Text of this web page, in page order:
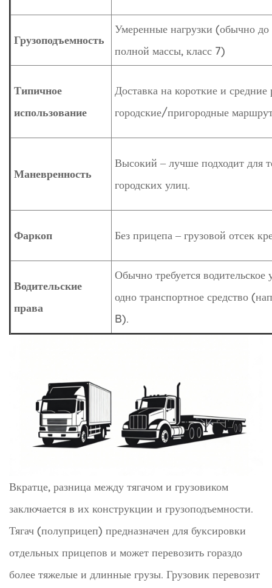
Грузоподъемность
Умеренные нагрузки (обычно
полной массы, класс 7)
Типичное
использование
Доставка на короткие и средние
городские/пригородные
Маневренность
Высокий – лучше подходит для
городских улиц.
Фаркоп Без прицепа – грузовой отсек
Водительские
права
Обычно требуется водительское
одно транспортное средство
B).
Вкратце, разница между тягачом и грузовиком
заключается в их конструкции и грузоподъемности.
Тягач (полуприцеп) предназначен для буксировки
отдельных прицепов и может перевозить гораздо
более тяжелые и длинные грузы. Грузовик перевозит